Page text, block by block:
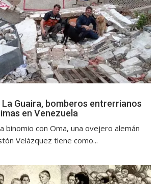
La Guaira, bomberos entrerrianos
en Venezuela
binomio con Oma, una ovejero alemán
Velázquez tiene como...